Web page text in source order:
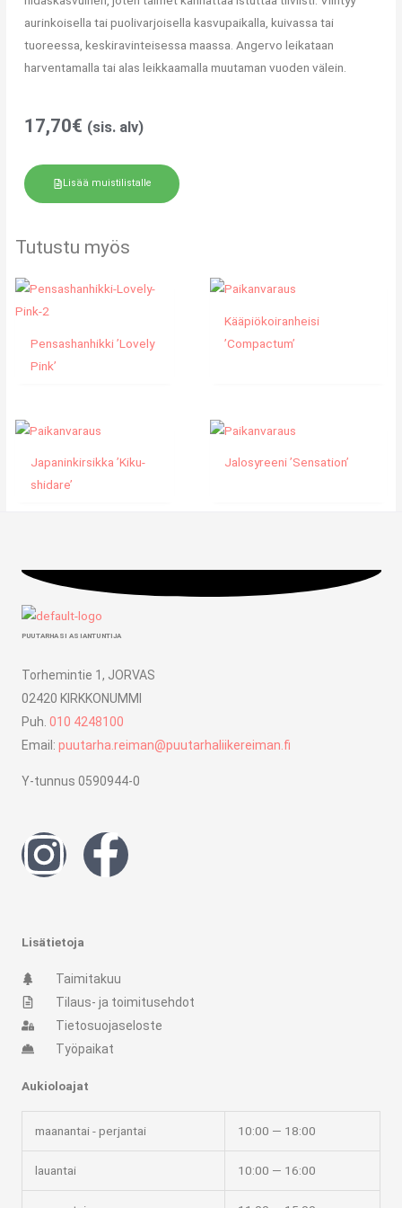
aurinkoisella tai puolivarjoisella kasvupaikalla, kuivassa tai
tuoreessa, keskiravinteisessa maassa. Angervo leikataan
harventamalla tai alas leikkaamalla muutaman vuoden välein.
17,70€ (sis. alv)
Lisää muistilistalle
Tutustu myös
Pensashanhikki ’Lovely
Pink’
Kääpiökoiranheisi
’Compactum’
Japaninkirsikka ’Kiku-
shidare’
Jalosyreeni ’Sensation’
PUUTARHASI ASIANTUNTIJA
Torhemintie 1, JORVAS
02420 KIRKKONUMMI
Puh. 010 4248100
Email: puutarha.reiman@puutarhaliikereiman.fi
Y-tunnus 0590944-0
I
n
s
t
a
g
r
a
F
a
e
b
o
o
k
Lisätietoja
Taimitakuu
Tilaus- ja toimitusehdot
Tietosuojaseloste
Työpaikat
Aukioloajat
maanantai - perjantai 10:00 — 18:00
lauantai 10:00 — 16:00